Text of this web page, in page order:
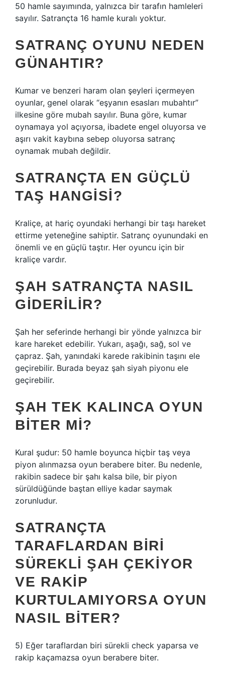
50 hamle sayımında, yalnızca bir tarafın hamleleri
sayılır. Satrançta 16 hamle kuralı yoktur.
SATRANÇ OYUNU NEDEN
GÜNAHTIR?
Kumar ve benzeri haram olan şeyleri içermeyen
oyunlar, genel olarak “eşyanın esasları mubahtır”
ilkesine göre mubah sayılır. Buna göre, kumar
oynamaya yol açıyorsa, ibadete engel oluyorsa ve
aşırı vakit kaybına sebep oluyorsa satranç
oynamak mubah değildir.
SATRANÇTA EN GÜÇLÜ
TAŞ HANGISI?
Kraliçe, at hariç oyundaki herhangi bir taşı hareket
ettirme yeteneğine sahiptir. Satranç oyunundaki en
önemli ve en güçlü taştır. Her oyuncu için bir
kraliçe vardır.
ŞAH SATRANÇTA NASIL
GIDERILIR?
Şah her seferinde herhangi bir yönde yalnızca bir
kare hareket edebilir. Yukarı, aşağı, sağ, sol ve
çapraz. Şah, yanındaki karede rakibinin taşını ele
geçirebilir. Burada beyaz şah siyah piyonu ele
geçirebilir.
ŞAH TEK KALINCA OYUN
BITER MI?
Kural şudur: 50 hamle boyunca hiçbir taş veya
piyon alınmazsa oyun berabere biter. Bu nedenle,
rakibin sadece bir şahı kalsa bile, bir piyon
sürüldüğünde baştan elliye kadar saymak
zorunludur.
SATRANÇTA
TARAFLARDAN BIRI
SÜREKLI ŞAH ÇEKIYOR
VE RAKIP
KURTULAMIYORSA OYUN
NASIL BITER?
5) Eğer taraflardan biri sürekli check yaparsa ve
rakip kaçamazsa oyun berabere biter.